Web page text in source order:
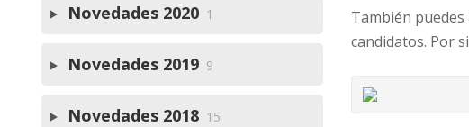
También puedes
candidatos. Por
Novedades 2020 1
Novedades 2019 9
Novedades 2018 15